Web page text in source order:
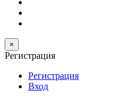
×
Регистрация
Регистрация
Вход